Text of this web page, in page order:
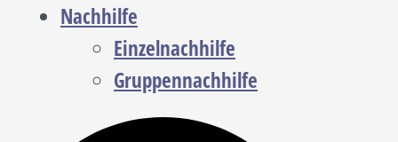
Nachhilfe
Einzelnachhilfe
Gruppennachhilfe